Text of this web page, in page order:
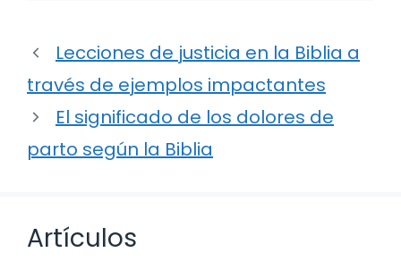
Lecciones de justicia en la Biblia a
través de ejemplos impactantes
El significado de los dolores de
parto según la Biblia
Artículos